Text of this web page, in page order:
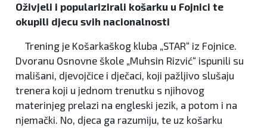
Oživjeli i popularizirali košarku u Fojnici te
okupili djecu svih nacionalnosti
Trening je Košarkaškog kluba „STAR“ iz Fojnice.
Dvoranu Osnovne škole „Muhsin Rizvić“ ispunili su
mališani, djevojčice i dječaci, koji pažljivo slušaju
trenera koji u jednom trenutku s njihovog
materinjeg prelazi na engleski jezik, a potom i na
njemački. No, djeca ga razumiju, te uz košarku